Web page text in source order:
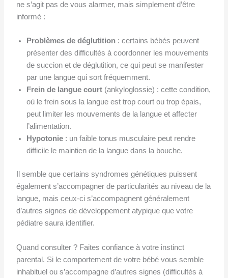
ne s’agit pas de vous alarmer, mais simplement d’être
informé :
Problèmes de déglutition: certains bébés peuvent
présenter des difficultés à coordonner les mouvements
de succion et de déglutition, ce qui peut se manifester
par une langue qui sort fréquemment.
Frein de langue court(ankyloglossie) : cette condition,
où le frein sous la langue est trop court ou trop épais,
peut limiter les mouvements de la langue et affecter
l’alimentation.
Hypotonie: un faible tonus musculaire peut rendre
difficile le maintien de la langue dans la bouche.
Il semble que certains syndromes génétiques puissent
également s’accompagner de particularités au niveau de la
langue, mais ceux-ci s’accompagnent généralement
d’autres signes de développement atypique que votre
pédiatre saura identifier.
Quand consulter ? Faites confiance à votre instinct
parental. Si le comportement de votre bébé vous semble
inhabituel ou s’accompagne d’autres signes (difficultés à